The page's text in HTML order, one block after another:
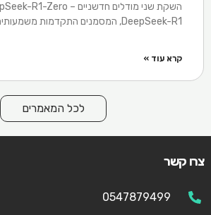
DeepSeek-R1, המסמנים התקדמות משמעותית ביכולות החשיבה
קרא עוד »
לכל המאמרים
צרו קשר
0547879499